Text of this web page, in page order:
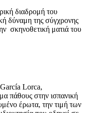
διαδρομή του
δύναμη της σύγχρονης
σκηνοθετική ματιά του
Lorca,
πάθους στην ισπανική
έρωτα, την τιμή των